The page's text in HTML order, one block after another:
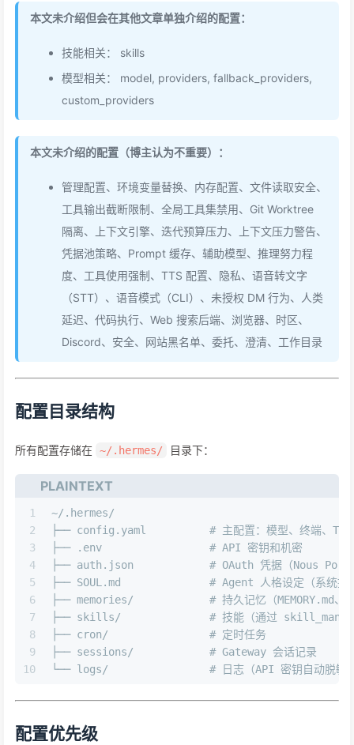
本文未介绍但会在其他文章单独介绍的配置：
技能相关： skills
模型相关： model, providers, fallback_providers,
custom_providers
本文未介绍的配置（博主认为不重要）：
管理配置、环境变量替换、内存配置、文件读取安全、
工具输出截断限制、全局工具集禁用、Git Worktree
隔离、上下文引擎、迭代预算压力、上下文压力警告、
凭据池策略、Prompt 缓存、辅助模型、推理努力程
度、工具使用强制、TTS 配置、隐私、语音转文字
（STT）、语音模式（CLI）、未授权 DM 行为、人类
延迟、代码执行、Web 搜索后端、浏览器、时区、
Discord、安全、网站黑名单、委托、澄清、工作目录
配置目录结构
所有配置存储在 ~/.hermes/ 目录下：
PLAINTEXT
1
2
3
4
5
6
7
8
9
10
~/.hermes/
├── config.yaml          # 主配置：模型、终端、TTS
├── .env                 # API 密钥和机密
├── auth.json            # OAuth 凭据（Nous
├── SOUL.md              # Agent 人格设定（系统提
├── memories/            # 持久记忆（MEMORY.md、
├── skills/              # 技能（通过
├── cron/                # 定时任务
├── sessions/            # Gateway 会话记录
└── logs/                # 日志（API 密钥自动脱敏
配置优先级